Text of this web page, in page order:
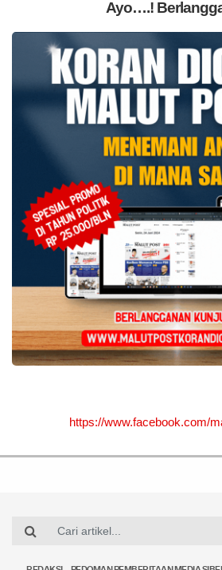
Ayo….!
https://www.facebook.com/